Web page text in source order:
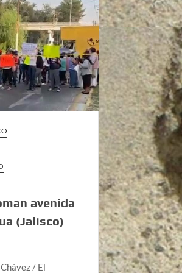
avenida
(Jalisco)
/ El